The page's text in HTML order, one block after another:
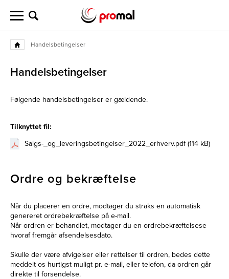
Handelsbetingelser
Handelsbetingelser
Følgende handelsbetingelser er gældende.
Tilknyttet fil:
Salgs-_og_leveringsbetingelser_2022_erhverv.pdf (114 kB)
Ordre og bekræftelse
Når du placerer en ordre, modtager du straks en automatisk
genereret ordrebekræftelse på e-mail.
Når ordren er behandlet, modtager du en ordrebekræftelsese
hvoraf fremgår afsendelsesdato.
Skulle der være afvigelser eller rettelser til ordren, bedes dette
meddelt os hurtigst muligt pr. e-mail, eller telefon, da ordren går
direkte til forsendelse.